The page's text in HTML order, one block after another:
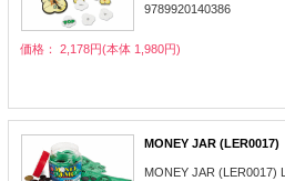
9789920140386
価格： 2,178円(本体 1,980円)
MONEY JAR (LER0017)
MONEY JAR (LER0017)